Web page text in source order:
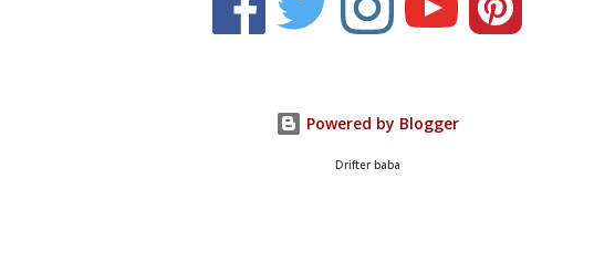
Powered by Blogger
Drifter baba